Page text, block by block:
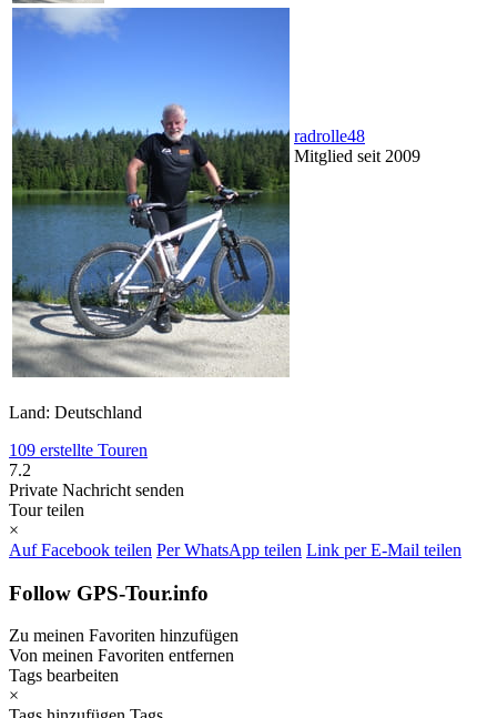
radrolle48
Mitglied seit 2009
Land: Deutschland
109 erstellte Touren
7.2
Private Nachricht senden
Tour teilen
×
Auf Facebook teilen Per WhatsApp teilen Link per E-Mail teilen
Follow GPS-Tour.info
Zu meinen Favoriten hinzufügen
Von meinen Favoriten entfernen
Tags bearbeiten
×